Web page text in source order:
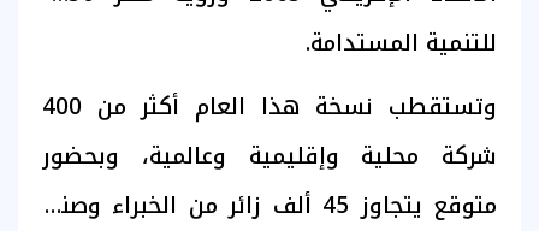
للتنمية المستدامة.
وتستقطب نسخة هذا العام أكثر من 400
شركة محلية وإقليمية وعالمية، وبحضور
متوقع يتجاوز 45 ألف زائر من الخبراء وصناع